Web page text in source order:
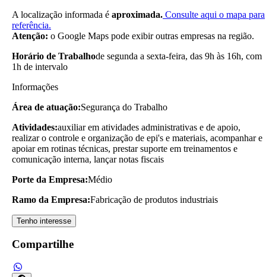
A localização informada é aproximada. Consulte aqui o mapa para
referência.
Atenção: o Google Maps pode exibir outras empresas na região.
Horário de Trabalhode segunda a sexta-feira, das 9h às 16h, com
1h de intervalo
Informações
Área de atuação:Segurança do Trabalho
Atividades:auxiliar em atividades administrativas e de apoio,
realizar o controle e organização de epi's e materiais, acompanhar e
apoiar em rotinas técnicas, prestar suporte em treinamentos e
comunicação interna, lançar notas fiscais
Porte da Empresa:Médio
Ramo da Empresa:Fabricação de produtos industriais
Tenho interesse
Compartilhe